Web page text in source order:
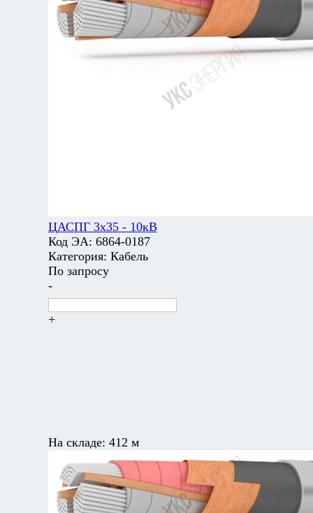
ЦАСПГ 3х35 - 10кВ
Код ЭА: 6864-0187
Категория: Кабель
По запросу
-
+
На складе: 412 м